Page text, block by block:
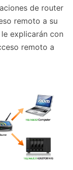
de router
remoto a su
explicarán con
remoto a